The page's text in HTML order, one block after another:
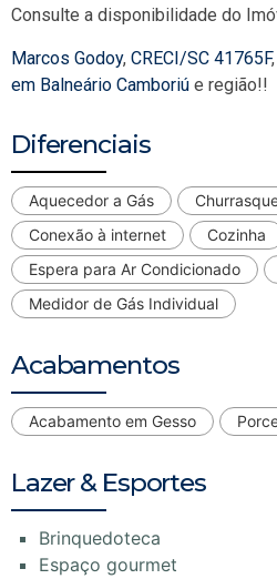
Consulte a disponibilidade do
Marcos Godoy, CRECI/SC 41765F
em Balneário Camboriú e região!!
Diferenciais
Aquecedor a Gás
Conexão à internet
Cozinha
Espera para Ar Condicionado
Medidor de Gás Individual
Acabamentos
Acabamento em Gesso
Lazer & Esportes
Brinquedoteca
Espaço gourmet